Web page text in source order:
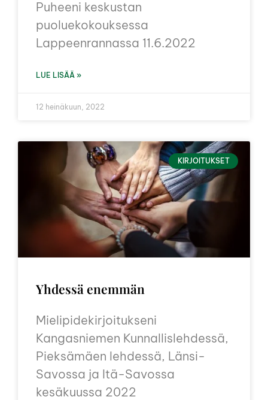
Puheeni keskustan
puoluekokouksessa
Lappeenrannassa 11.6.2022
LUE LISÄÄ »
12 heinäkuun, 2022
KIRJOITUKSET
Yhdessä enemmän
Mielipidekirjoitukseni
Kangasniemen Kunnallislehdessä,
Pieksämäen lehdessä, Länsi-
Savossa ja Itä-Savossa
kesäkuussa 2022